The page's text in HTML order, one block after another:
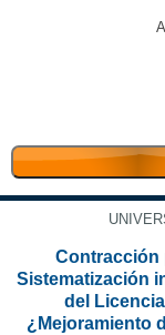
Contracción
Sistematización
del
¿Mejoramiento